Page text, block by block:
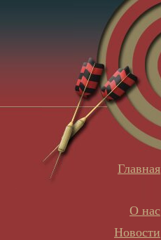
Главная
О нас
Новости